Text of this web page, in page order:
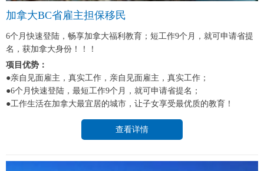
加拿大BC省雇主担保移民
6个月快速登陆，畅享加拿大福利教育；短工作9个月，就可申请省提
名，获加拿大身份！！！
项目优势：
●亲自见面雇主，真实工作，亲自见面雇主，真实工作；
●6个月快速登陆，最短工作9个月，就可申请省提名；
●工作生活在加拿大最宜居的城市，让子女享受最优质的教育！
查看详情